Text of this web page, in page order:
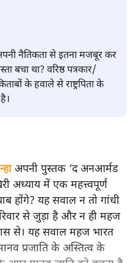
नैतिकता से इतना मजबूर कर
बचा था? वरिष्ठ पत्रकार/
के हवाले से राष्ट्रपिता के
अपनी पुस्तक ‘द अनआर्मड
अध्याय में एक महत्त्वपूर्ण
होंगे? यह सवाल न तो गांधी
से जुड़ा है और न ही महज
से। यह सवाल महज भारत
प्रजाति के अस्तित्व के